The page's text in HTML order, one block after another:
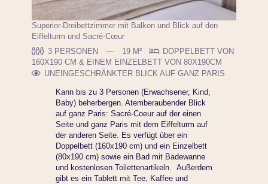
Superior-Dreibettzimmer mit Balkon und Blick auf den
Eiffelturm und Sacré-Cœur
3 PERSONEN
19 M²
DOPPELBETT VON
160X190 CM & EINEM EINZELBETT VON 80X190CM
UNEINGESCHRÄNKTER BLICK AUF GANZ PARIS
Kann bis zu 3 Personen (Erwachsener, Kind,
Baby) beherbergen. Atemberaubender Blick
auf ganz Paris: Sacré-Coeur auf der einen
Seite und ganz Paris mit dem Eiffelturm auf
der anderen Seite. Es verfügt über ein
Doppelbett (160x190 cm) und ein Einzelbett
(80x190 cm) sowie ein Bad mit Badewanne
und kostenlosen Toilettenartikeln. Außerdem
gibt es ein Tablett mit Tee, Kaffee und